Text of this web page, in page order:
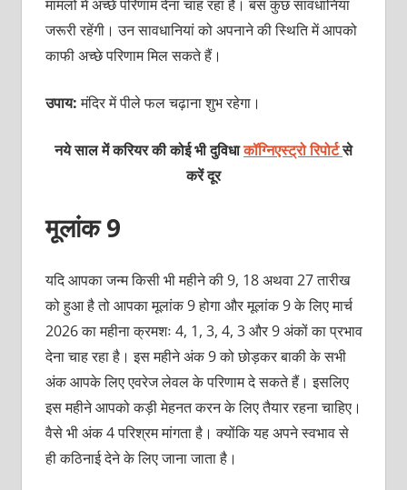
मामलों में अच्छे परिणाम देना चाह रहा है। बस कुछ सावधानियां
जरूरी रहेंगी। उन सावधानियां को अपनाने की स्थिति में आपको
काफी अच्छे परिणाम मिल सकते हैं।
उपाय:मंदिर में पीले फल चढ़ाना शुभ रहेगा।
नये साल में करियर की कोई भी दुविधाकॉग्निएस्ट्रो रिपोर्टसे
करें दूर
मूलांक 9
यदि आपका जन्म किसी भी महीने की 9, 18 अथवा 27 तारीख
को हुआ है तो आपका मूलांक 9 होगा और मूलांक 9 के लिए मार्च
2026 का महीना क्रमशः 4, 1, 3, 4, 3 और 9 अंकों का प्रभाव
देना चाह रहा है। इस महीने अंक 9 को छोड़कर बाकी के सभी
अंक आपके लिए एवरेज लेवल के परिणाम दे सकते हैं। इसलिए
इस महीने आपको कड़ी मेहनत करन के लिए तैयार रहना चाहिए।
वैसे भी अंक 4 परिश्रम मांगता है। क्योंकि यह अपने स्वभाव से
ही कठिनाई देने के लिए जाना जाता है।